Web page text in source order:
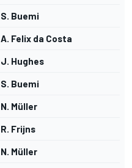
S. Buemi
A. Felix da Costa
J. Hughes
S. Buemi
N. Müller
R. Frijns
N. Müller